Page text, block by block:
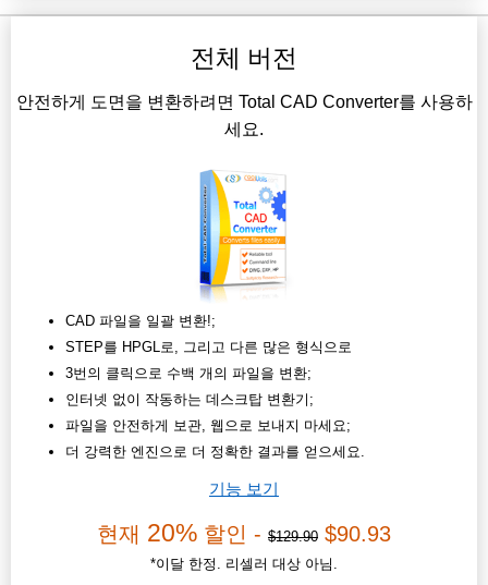
전체 버전
안전하게 도면을 변환하려면 Total CAD Converter를 사용하
세요.
CAD 파일을 일괄 변환!;
STEP를 HPGL로, 그리고 다른 많은 형식으로
3번의 클릭으로 수백 개의 파일을 변환;
인터넷 없이 작동하는 데스크탑 변환기;
파일을 안전하게 보관, 웹으로 보내지 마세요;
더 강력한 엔진으로 더 정확한 결과를 얻으세요.
기능 보기
현재 20% 할인 - $129.90 $90.93
*이달 한정. 리셀러 대상 아님.